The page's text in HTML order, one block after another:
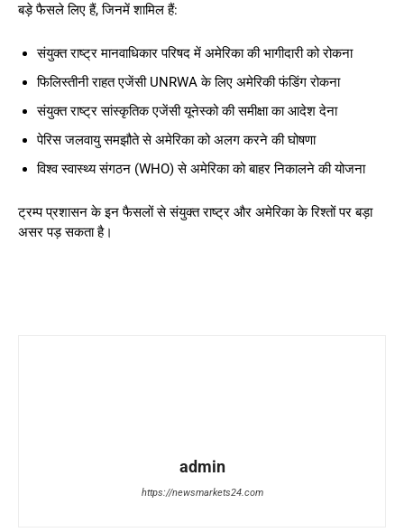
बड़े फैसले लिए हैं, जिनमें शामिल हैं:
संयुक्त राष्ट्र मानवाधिकार परिषद में अमेरिका की भागीदारी को रोकना
फिलिस्तीनी राहत एजेंसी UNRWA के लिए अमेरिकी फंडिंग रोकना
संयुक्त राष्ट्र सांस्कृतिक एजेंसी यूनेस्को की समीक्षा का आदेश देना
पेरिस जलवायु समझौते से अमेरिका को अलग करने की घोषणा
विश्व स्वास्थ्य संगठन (WHO) से अमेरिका को बाहर निकालने की योजना
ट्रम्प प्रशासन के इन फैसलों से संयुक्त राष्ट्र और अमेरिका के रिश्तों पर बड़ा
असर पड़ सकता है।
admin
https://newsmarkets24.com